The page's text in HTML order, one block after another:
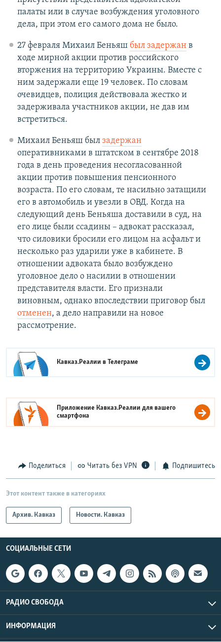
палаты или в случае возбуждения уголовного
дела, при этом его самого дома не было.
27 февраля Михаил Беньяш был задержанв
ходе мирной акции против российского
вторжения на территорию Украины. Вместе с
ним задержали еще 19 человек. По словам
очевидцев, полиция действовала жестко и
задерживала участников акции, не дав им
встретиться.
Михаил Беньяш был задержан
оперативниками в штатском в сентябре 2018
года в день проведения несогласованной
акции против повышения пенсионного
возраста. По его словам, те насильно затащили
его в автомобиль и увезли в ОВД. Когда на
следующий день Беньяша доставили в суд, на
его лице были ссадины – адвокат рассказал,
что силовики бросили его лицом на асфальт и
несколько раз ударили уже в кабинете. В
отношении адвоката было возбуждено
уголовное дело о насилии в отношении
представителя власти. Его признали
виновным, однако впоследствии приговор был
отменен, а дело направили на новое
рассмотрение.
Кавказ.Реалии вТелеграме
Приложение Кавказ.Реалии для вашего
смартфона
Поделиться Читать без VPN Подпишитесь
Этот контент также в категориях
Архив. Кавказ Новости. Кавказ
СОЦИАЛЬНЫЕ СЕТИ
РАДИО СВОБОДА
ИНФОРМАЦИЯ